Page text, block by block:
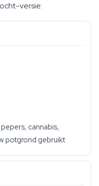
versie:
cannabis,
potgrond gebruikt